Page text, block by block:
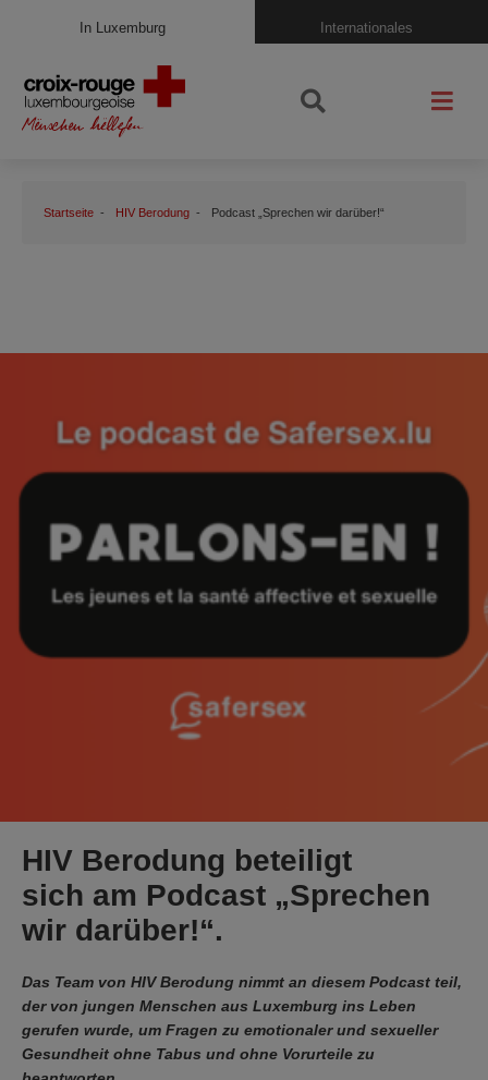
In Luxemburg Internationales
Startseite HIV Berodung Podcast „Sprechen wir darüber!“
HIV Berodung beteiligt
sich am Podcast „Sprechen
wir darüber!“.
Das Team von HIV Berodung nimmt an diesem Podcast teil,
der von jungen Menschen aus Luxemburg ins Leben
gerufen wurde, um Fragen zu emotionaler und sexueller
Gesundheit ohne Tabus und ohne Vorurteile zu